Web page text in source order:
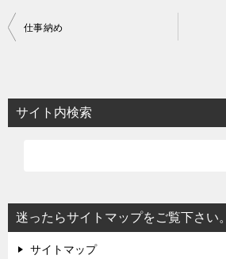
投
ビ
ゲ
ョ
ン
仕事納め
サイト内検索
迷ったらサイトマップをご覧下さい。
サイトマップ